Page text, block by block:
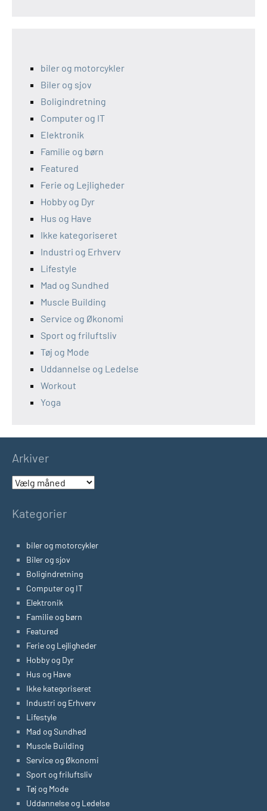
biler og motorcykler
Biler og sjov
Boligindretning
Computer og IT
Elektronik
Familie og børn
Featured
Ferie og Lejligheder
Hobby og Dyr
Hus og Have
Ikke kategoriseret
Industri og Erhverv
Lifestyle
Mad og Sundhed
Muscle Building
Service og Økonomi
Sport og friluftsliv
Tøj og Mode
Uddannelse og Ledelse
Workout
Yoga
Arkiver
Arkiver
Kategorier
biler og motorcykler
Biler og sjov
Boligindretning
Computer og IT
Elektronik
Familie og børn
Featured
Ferie og Lejligheder
Hobby og Dyr
Hus og Have
Ikke kategoriseret
Industri og Erhverv
Lifestyle
Mad og Sundhed
Muscle Building
Service og Økonomi
Sport og friluftsliv
Tøj og Mode
Uddannelse og Ledelse